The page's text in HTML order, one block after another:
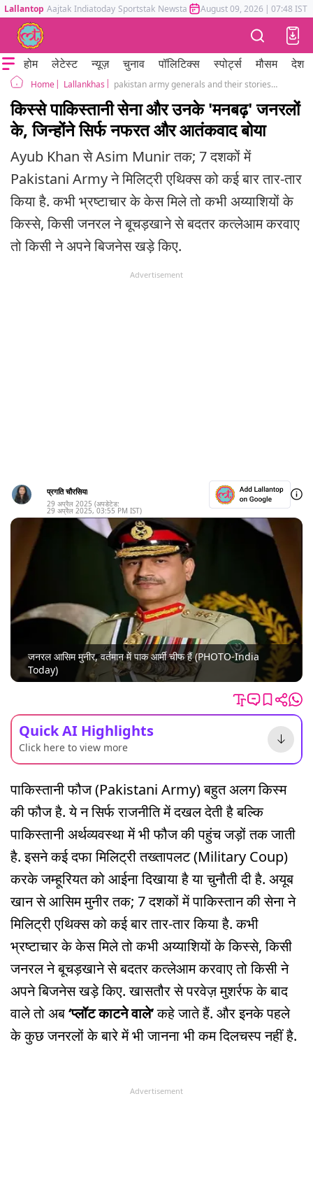
Lallantop Aajtak Indiatoday Sportstak Newstak Mumbai Tak Astrotak
August 09, 2026 | 07:48 IST
होम लेटेस्ट न्यूज़ चुनाव पॉलिटिक्स स्पोर्ट्स मौसम देश
Home Lallankhas pakistan army generals and their stories about coup and supporting terrorism in kashmir against india asim munir
किस्से पाकिस्तानी सेना और उनके 'मनबढ़' जनरलों
के, जिन्होंने सिर्फ नफरत और आतंकवाद बोया
Ayub Khan से Asim Munir तक; 7 दशकों में
Pakistani Army ने मिलिट्री एथिक्स को कई बार तार-तार
किया है. कभी भ्रष्टाचार के केस मिले तो कभी अय्याशियों के
किस्से, किसी जनरल ने बूचड़खाने से बदतर कत्लेआम करवाए
तो किसी ने अपने बिजनेस खड़े किए.
Advertisement
प्रगति चौरसिया
29 अप्रैल 2025 (अपडेटेड:
29 अप्रैल 2025, 03:55 PM IST)
जनरल आसिम मुनीर, वर्तमान में पाक आर्मी चीफ हैं (PHOTO-India
Today)
Quick AI Highlights
Click here to view more
पाकिस्तानी फौज (Pakistani Army) बहुत अलग किस्म
की फौज है. ये न सिर्फ राजनीति में दखल देती है बल्कि
पाकिस्तानी अर्थव्यवस्था में भी फौज की पहुंच जड़ों तक जाती
है. इसने कई दफा मिलिट्री तख्तापलट (Military Coup)
करके जम्हूरियत को आईना दिखाया है या चुनौती दी है. अयूब
खान से आसिम मुनीर तक; 7 दशकों में पाकिस्तान की सेना ने
मिलिट्री एथिक्स को कई बार तार-तार किया है. कभी
भ्रष्टाचार के केस मिले तो कभी अय्याशियों के किस्से, किसी
जनरल ने बूचड़खाने से बदतर कत्लेआम करवाए तो किसी ने
अपने बिजनेस खड़े किए. खासतौर से परवेज़ मुशर्रफ के बाद
वाले तो अब‘प्लॉट काटने वाले’कहे जाते हैं. और इनके पहले
के कुछ जनरलों के बारे में भी जानना भी कम दिलचस्प नहीं है.
Advertisement